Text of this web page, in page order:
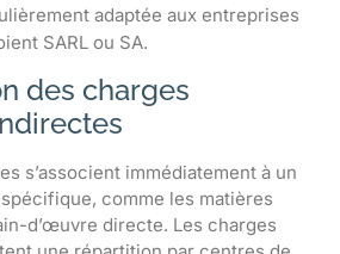
adaptée aux entreprises
SARL ou SA.
des charges
s’associent immédiatement à un
comme les matières
d’œuvre directe. Les charges